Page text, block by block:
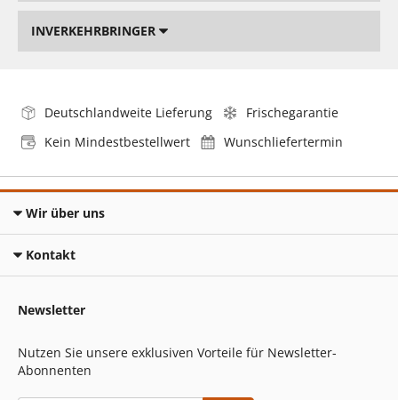
INVERKEHRBRINGER
Deutschlandweite Lieferung
Frischegarantie
Kein Mindestbestellwert
Wunschliefertermin
Wir über uns
Kontakt
Newsletter
Nutzen Sie unsere exklusiven Vorteile für Newsletter-
Abonnenten